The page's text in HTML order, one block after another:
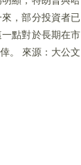
，部分投資者已
點對於長期在市
。 來源：大公文